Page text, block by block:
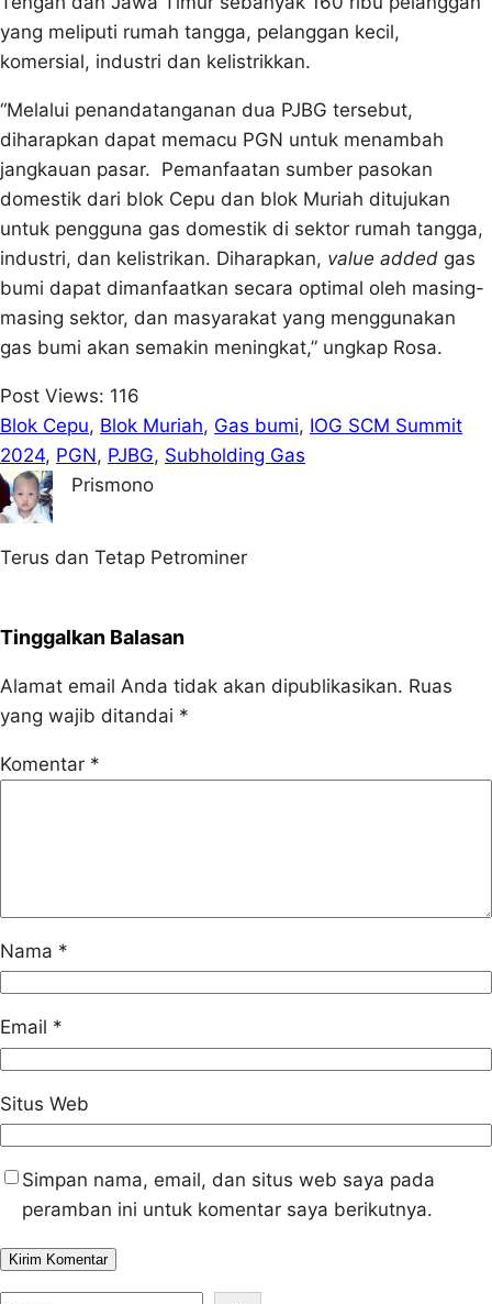
yang meliputi rumah tangga, pelanggan kecil,
komersial, industri dan kelistrikkan.
“Melalui penandatanganan dua PJBG tersebut,
diharapkan dapat memacu PGN untuk menambah
jangkauan pasar. Pemanfaatan sumber pasokan
domestik dari blok Cepu dan blok Muriah ditujukan
untuk pengguna gas domestik di sektor rumah tangga,
industri, dan kelistrikan. Diharapkan, value added gas
bumi dapat dimanfaatkan secara optimal oleh masing-
masing sektor, dan masyarakat yang menggunakan
gas bumi akan semakin meningkat,” ungkap Rosa.
Post Views: 116
Blok Cepu, Blok Muriah, Gas bumi, IOG SCM Summit
2024, PGN, PJBG, Subholding Gas
Prismono
Terus dan Tetap Petrominer
Tinggalkan Balasan
Alamat email Anda tidak akan dipublikasikan. Ruas
yang wajib ditandai *
Komentar *
Nama *
Email *
Situs Web
Simpan nama, email, dan situs web saya pada
peramban ini untuk komentar saya berikutnya.